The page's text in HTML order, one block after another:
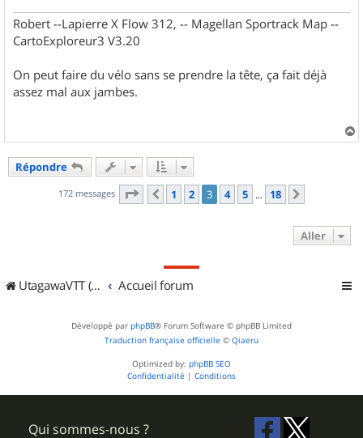
Robert --Lapierre X Flow 312, -- Magellan Sportrack Map --
CartoExploreur3 V3.20
On peut faire du vélo sans se prendre la tête, ça fait déjà
assez mal aux jambes.
a
Répondre
172 messages Page 3sur
Précédent
1 2 3 4 5 … 18
Aller
UtagawaVTT (Randos VTT et VTTAE avec traces GPS) Accueil forum
Développé par phpBB® Forum Software © phpBB Limited
Traduction française officielle © Qiaeru
Optimized by: phpBB SEO
Confidentialité | Conditions
Qui sommes-nous ?